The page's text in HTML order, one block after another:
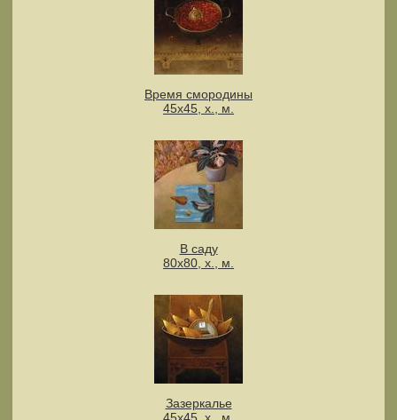
Время смородины
45х45, х., м.
В саду
80х80, х., м.
Зазеркалье
45х45, х., м.